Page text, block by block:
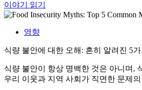
이야기 읽기
영향
식량 불안에 대한 오해: 흔히 알려진 5가
식량 불안이 항상 명백한 것은 아니며,
우리 이웃과 지역 사회가 직면한 문제